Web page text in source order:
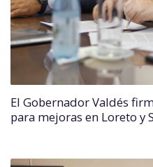
El Gobernador Valdés
para mejoras en Loreto y